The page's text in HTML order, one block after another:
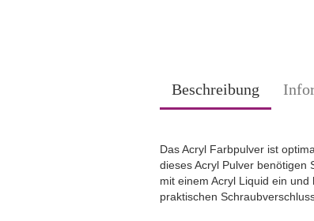
Beschreibung
Das Acryl Farbpulver ist
dieses Acryl Pulver benötigen
mit einem Acryl Liquid ein
praktischen